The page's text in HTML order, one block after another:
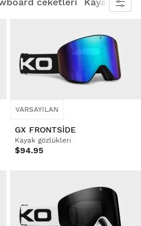
VARSAYILAN
GX FRONTSIDE
Kayak gözlükleri
$94.95